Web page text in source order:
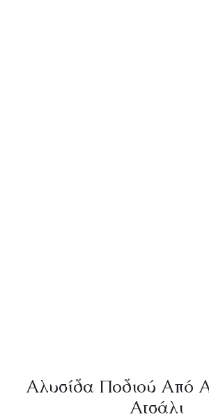
Αλυσίδα Ποδιού Από
Ατσάλι